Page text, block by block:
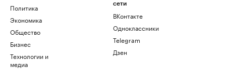
Политика
Экономика
Общество
Бизнес
Технологии и
медиа
сети
ВКонтакте
Одноклассники
Telegram
Дзен